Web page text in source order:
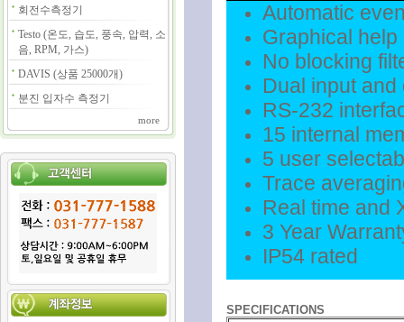
회전수측정기
Testo (온도, 습도, 풍속, 압력, 소
음, RPM, 가스)
DAVIS (상품 25000개)
분진 입자수 측정기
more
Automatic
Graphical help
No blocking
Dual input
RS-232
15 internal
5 user
Trace
Real time and
3 Year
IP54 rated
SPECIFICATIONS